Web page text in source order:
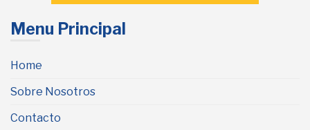
Menu Principal
Home
Sobre Nosotros
Contacto